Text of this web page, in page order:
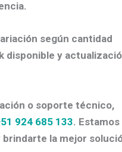
según cantidad
disponible y
o soporte técnico,
924 685 133.
la mejor